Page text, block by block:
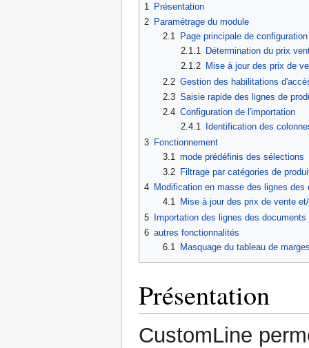
1
Présentation
2 Paramétrage du module
2.1
Page principale de
2.1.1
Détermination du prix
2.1.2 Mise à jour des prix de
2.2 Gestion des habilitations
2.3 Saisie rapide des lignes de
2.4 Configuration de l'importation
2.4.1
Identification des
3 Fonctionnement
3.1 mode prédéfinis des sélections
3.2
Filtrage par catégories de
4 Modification en masse des lignes
4.1
Mise à jour des prix de vente
5 Importation des lignes des
6 autres fonctionnalités
6.1
Masquage du tableau de
Présentation
CustomLine